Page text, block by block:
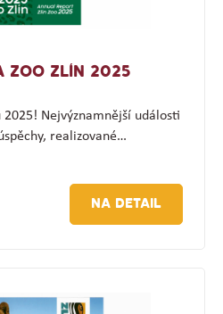
ZOO ZLÍN 2025
Nejvýznamnější události
realizované…
NA DETAIL